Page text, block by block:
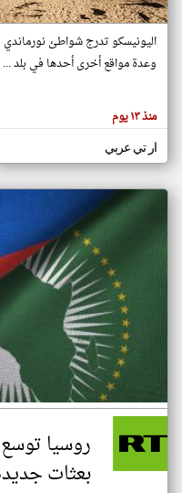
هنا عن
وجهة
كاتبيها.
اليونيسكو تدرج شواطئ نورماندي
وعدة مواقع أخرى أحدها في بلد ...
منذ ١٣ يوم
ار تي عربي
روسيا
بعثات جديدة في 4